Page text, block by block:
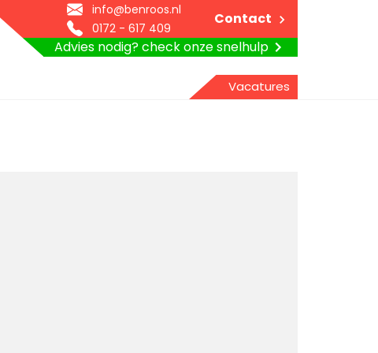
info@benroos.nl
0172 - 617 409
Contact
Advies nodig? check onze snelhulp
Vacatures